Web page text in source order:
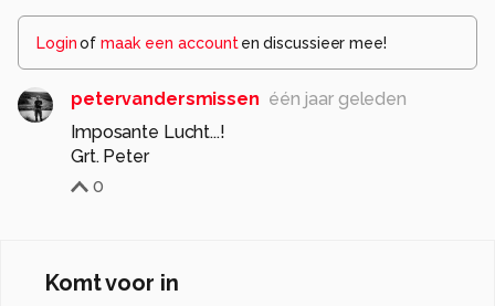
Loginof maak een account en discussieer mee!
petervandersmissen één jaar geleden
Imposante Lucht...!
Grt. Peter
0
Komt voor in